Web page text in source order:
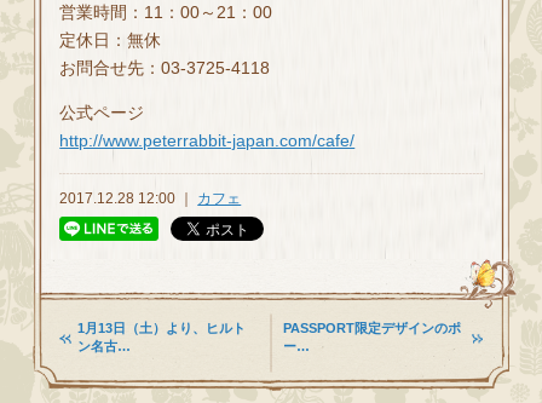
営業時間：11：00～21：00
定休日：無休
お問合せ先：03-3725-4118
公式ページ
http://www.peterrabbit-japan.com/cafe/
2017.12.28 12:00 ｜ カフェ
1月13日（土）より、ヒルト
ン名古…
PASSPORT限定デザインのポ
ー…